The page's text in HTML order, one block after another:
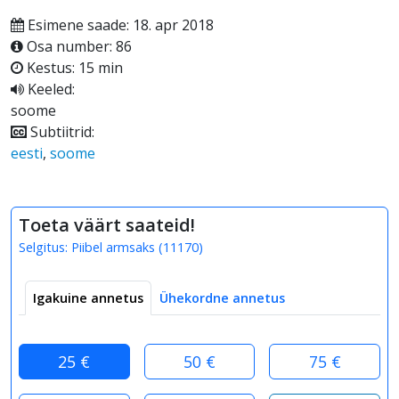
Esimene saade: 18. apr 2018
Osa number: 86
Kestus: 15 min
Keeled:
soome
Subtiitrid:
eesti, soome
Toeta väärt saateid!
Selgitus: Piibel armsaks (11170)
Igakuine annetus Ühekordne annetus
25 € 50 € 75 €